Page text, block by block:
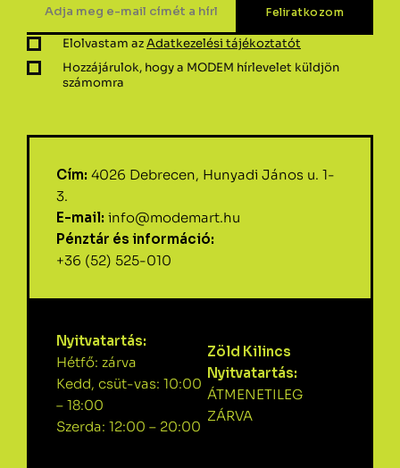
Elolvastam azAdatkezelési tájékoztatót
Hozzájárulok, hogy a MODEM hírlevelet küldjön
számomra
Cím: 4026 Debrecen, Hunyadi János u. 1-
3.
E-mail: info@modemart.hu
Pénztár és információ:
+36 (52) 525-010
Nyitvatartás:
Hétfő: zárva
Kedd, csüt-vas: 10:00
– 18:00
Szerda: 12:00 – 20:00
Zöld Kilincs
Nyitvatartás:
ÁTMENETILEG
ZÁRVA